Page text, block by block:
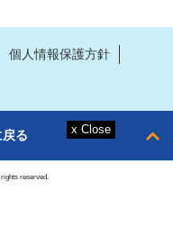
個人情報保護方針
る
reserved.